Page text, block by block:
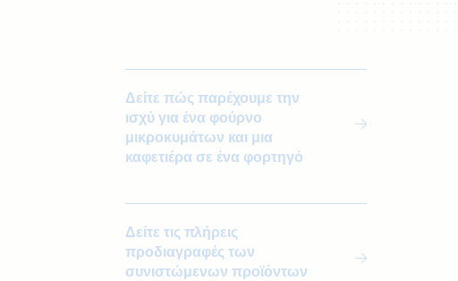
Δείτε πώς παρέχουμε την
ισχύ για ένα φούρνο
μικροκυμάτων και μια
καφετιέρα σε ένα φορτηγό
Δείτε τις πλήρεις
προδιαγραφές των
συνιστώμενων προϊόντων